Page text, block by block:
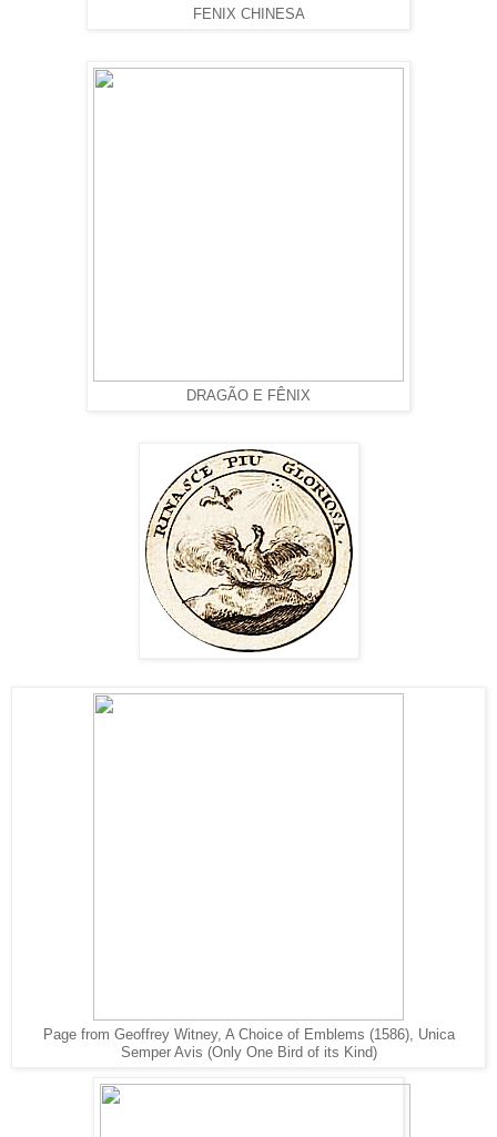
FENIX CHINESA
DRAGÃO E FÊNIX
Page from Geoffrey Witney, A Choice of Emblems (1586), Unica
Semper Avis (Only One Bird of its Kind)